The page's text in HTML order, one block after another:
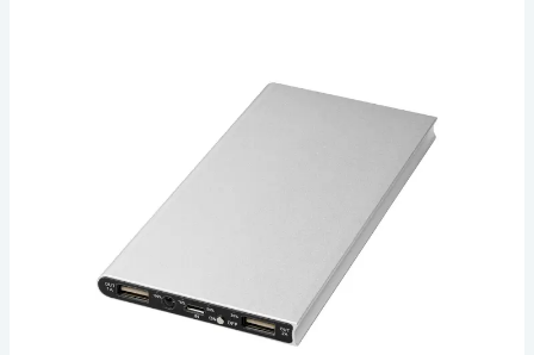
inmatning och utmatning på 5 V/2 A och är
tillverkad av slitstarkt aluminium. Innehåller en
laddningskabel med USB till mikro-USB.
Levereras i en vit Avenue presentask.